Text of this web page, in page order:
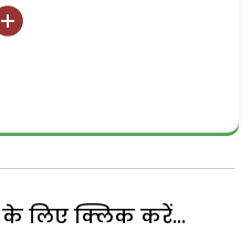
लिए क्लिक करें...